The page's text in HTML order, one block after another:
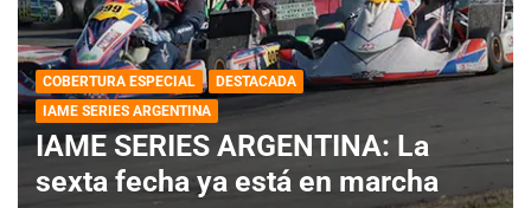
COBERTURA ESPECIAL
DESTACADA
IAME SERIES ARGENTINA
IAME SERIES ARGENTINA: La
sexta fecha ya está en marcha